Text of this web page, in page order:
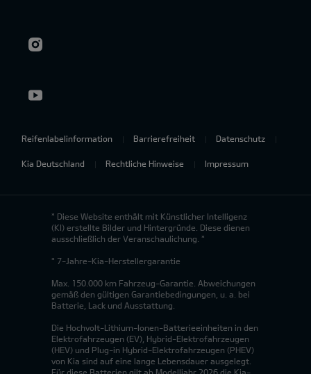
Reifenlabelinformation Barrierefreiheit Datenschutz
Kia Deutschland Rechtliche Hinweise Impressum
* Diese Website enthält mit Künstlicher Intelligenz
(KI) erstellte Bilder und Hintergründe. Diese dienen
ausschließlich der Veranschaulichung. *
* 7-Jahre-Kia-Herstellergarantie
Max. 150.000 km Fahrzeug-Garantie. Abweichungen
gemäß den gültigen Garantiebedingungen, u. a. bei
Batterie, Lack und Ausstattung.
Die Hochvolt-Lithium-Ionen-Batterieeinheiten in den
Elektrofahrzeugen (EV), Hybrid-Elektrofahrzeugen
(HEV) und Plug-in Hybrid-Elektrofahrzeugen (PHEV)
von Kia sind auf eine lange Lebensdauer ausgelegt.
Für diese Batterien gilt ab Modelljahr 2026 die Kia-